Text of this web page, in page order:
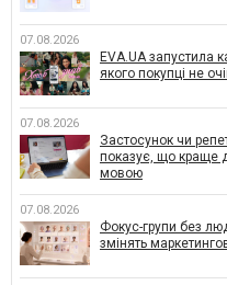
07.08.2026
EVA.UA запустила
якого покупці не
07.08.2026
Застосунок чи
показує, що краще
мовою
07.08.2026
Фокус-групи без
змінять